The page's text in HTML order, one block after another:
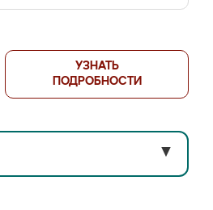
УЗНАТЬ
ПОДРОБНОСТИ
▼